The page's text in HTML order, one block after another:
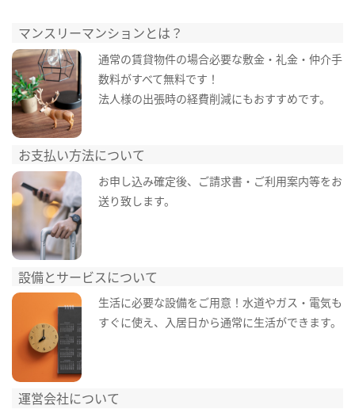
マンスリーマンションとは？
通常の賃貸物件の場合必要な敷金・礼金・仲介手
数料がすべて無料です！
法人様の出張時の経費削減にもおすすめです。
お支払い方法について
お申し込み確定後、ご請求書・ご利用案内等をお
送り致します。
設備とサービスについて
生活に必要な設備をご用意！水道やガス・電気も
すぐに使え、入居日から通常に生活ができます。
運営会社について